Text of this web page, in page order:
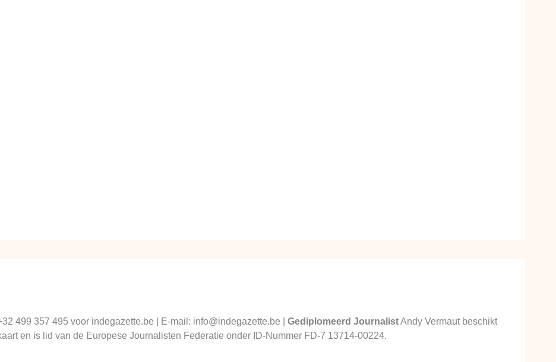
499 357 495 voor indegazette.be | E-mail: info@indegazette.be |Gediplomeerd JournalistAndy Vermaut beschikt
en is lid van de Europese Journalisten Federatie onder ID-Nummer FD-7 13714-00224.